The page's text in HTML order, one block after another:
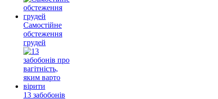
Самостійне
обстеження
грудей
13 забобонів